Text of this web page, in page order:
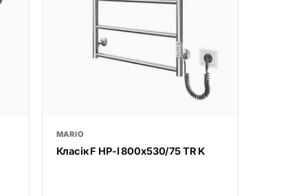
MARIO
Класік F НР-І 800х530/75 TR K